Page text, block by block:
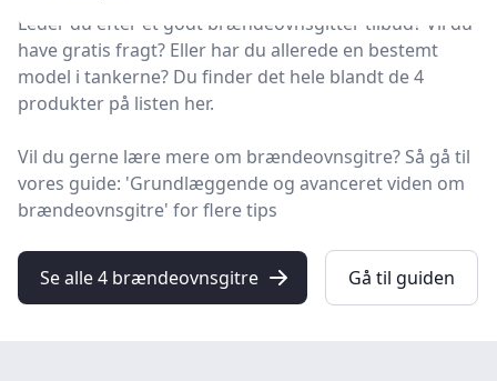
Leder du efter et godt brændeovnsgitter tilbud? Vil du
have gratis fragt? Eller har du allerede en bestemt
model i tankerne? Du finder det hele blandt de 4
produkter på listen her.
Vil du gerne lære mere om brændeovnsgitre? Så gå til
vores guide: 'Grundlæggende og avanceret viden om
brændeovnsgitre' for flere tips
Se alle 4 brændeovnsgitre Gå til guiden